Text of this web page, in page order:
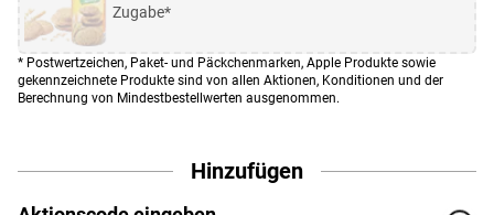
Zugabe*
* Postwertzeichen, Paket- und Päckchenmarken, Apple Produkte sowie
gekennzeichnete Produkte sind von allen Aktionen, Konditionen und der
Berechnung von Mindestbestellwerten ausgenommen.
Hinzufügen